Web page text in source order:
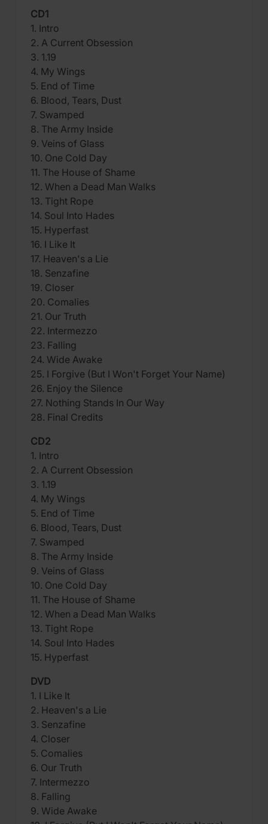
CD1
1. Intro
2. A Current Obsession
3. 1.19
4. My Wings
5. End of Time
6. Blood, Tears, Dust
7. Swamped
8. The Army Inside
9. Veins of Glass
10. One Cold Day
11. The House of Shame
12. When a Dead Man Walks
13. Tight Rope
14. Soul Into Hades
15. Hyperfast
16. I Like It
17. Heaven's a Lie
18. Senzafine
19. Closer
20. Comalies
21. Our Truth
22. Intermezzo
23. Falling
24. Wide Awake
25. I Forgive (But I Won't Forget Your Name)
26. Enjoy the Silence
27. Nothing Stands In Our Way
28. Final Credits
CD2
1. Intro
2. A Current Obsession
3. 1.19
4. My Wings
5. End of Time
6. Blood, Tears, Dust
7. Swamped
8. The Army Inside
9. Veins of Glass
10. One Cold Day
11. The House of Shame
12. When a Dead Man Walks
13. Tight Rope
14. Soul Into Hades
15. Hyperfast
DVD
1. I Like It
2. Heaven's a Lie
3. Senzafine
4. Closer
5. Comalies
6. Our Truth
7. Intermezzo
8. Falling
9. Wide Awake